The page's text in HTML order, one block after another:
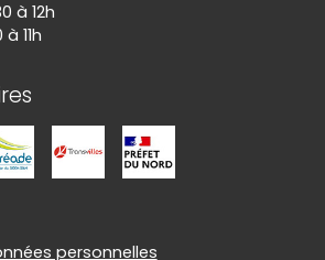
à 12h
11h
personnelles